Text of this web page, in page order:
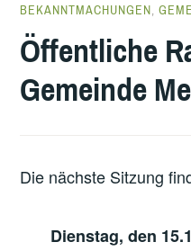
BEKANNTMACHUNGEN,
Öffentliche
Gemeinde
Die nächste Sitzung
Dienstag, den